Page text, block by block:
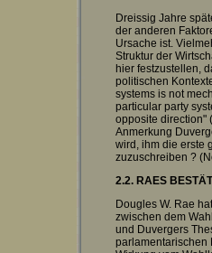
Dreissig Jahre
der anderen
Ursache ist.
Struktur der
hier festzustellen,
politischen
systems is not
particular party
opposite direction"
Anmerkung
wird, ihm die erste
zuzuschreiben ?
2.2. RAES
Dougles W. Rae
zwischen dem
und Duvergers
parlamentarischen